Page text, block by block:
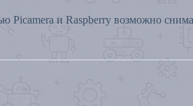
и Raspberry возможно